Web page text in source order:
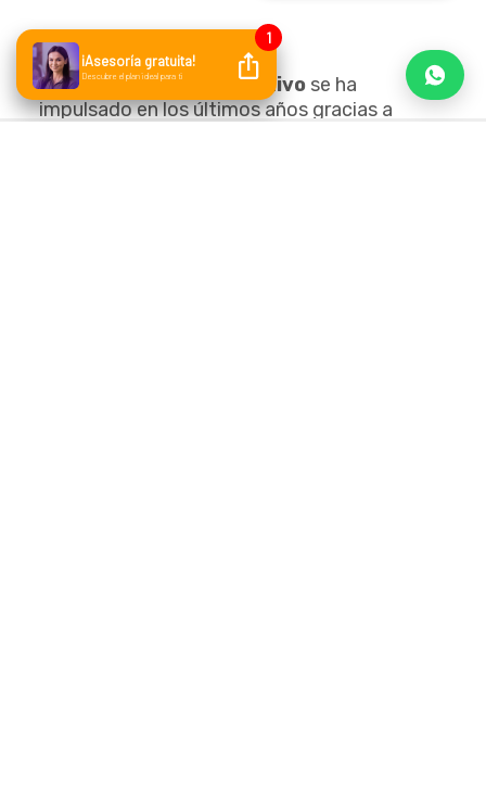
4. Crowdinvestment
Elfinanciamiento colectivo se ha
impulsado en los últimos años gracias a